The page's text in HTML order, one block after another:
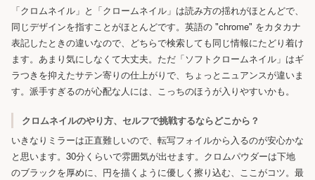
「クロムネイル」と「クロームネイル」は読み方の揺れがほとんどで、
同じデザインを指すことがほとんどです。英語の "chrome" をカタカナ
表記したときの違いなので、どちらで検索しても同じ情報にたどり着け
ます。あまり気にしなくて大丈夫。ただ「ソフトクロームネイル」はギ
ラつきを抑えたサテン寄りの仕上がりで、ちょっとニュアンスが違いま
す。派手すぎるのが心配な人には、こっちのほうが入りやすいかも。
クロムネイルのやり方、セルフで挑戦するならどこから？
いきなりミラーは正直難しいので、転写フォイルから入るのが安心かな
と思います。30分くらいで雰囲気が出せます。クロムパウダーは下地
のブラックを厚めに、円を描くように優しく擦り込む、ここがコツ。最